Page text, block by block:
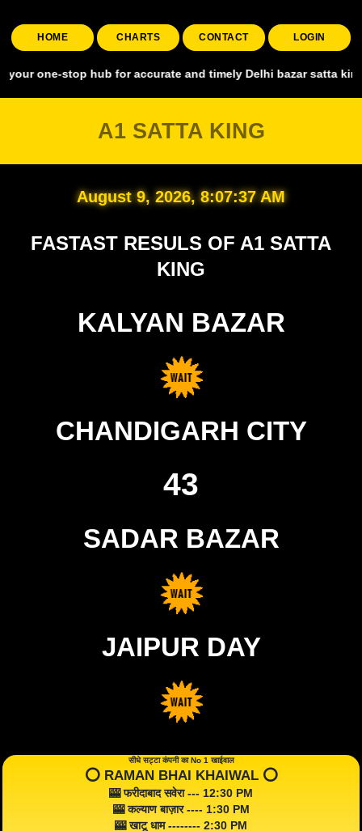
HOME CHARTS CONTACT LOGIN
hub for accurate and timely Delhi bazar satta king,
A1 SATTA KING
August 9, 2026, 8:07:38 AM
FASTAST RESULS OF A1 SATTA
KING
KALYAN BAZAR
CHANDIGARH CITY
43
SADAR BAZAR
JAIPUR DAY
सीधे सट्टा कंपनी का No 1 खाईवाल
⭕️ RAMAN BHAI KHAIWAL ⭕️
🎰 फरीदाबाद सवेरा --- 12:30 PM
🎰 कल्याण बाज़ार ---- 1:30 PM
🎰 खाटू धाम -------- 2:30 PM